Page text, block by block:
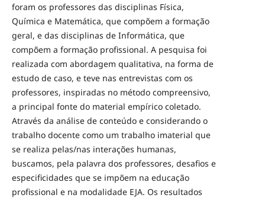
foram os professores das disciplinas Física,
Química e Matemática, que compõem a formação
geral, e das disciplinas de Informática, que
compõem a formação profissional. A pesquisa foi
realizada com abordagem qualitativa, na forma de
estudo de caso, e teve nas entrevistas com os
professores, inspiradas no método compreensivo,
a principal fonte do material empírico coletado.
Através da análise de conteúdo e considerando o
trabalho docente como um trabalho imaterial que
se realiza pelas/nas interações humanas,
buscamos, pela palavra dos professores, desafios e
especificidades que se impõem na educação
profissional e na modalidade EJA. Os resultados